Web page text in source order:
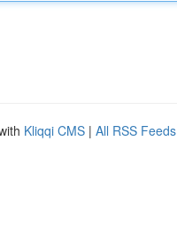
Kliqqi CMS | All RSS Feeds